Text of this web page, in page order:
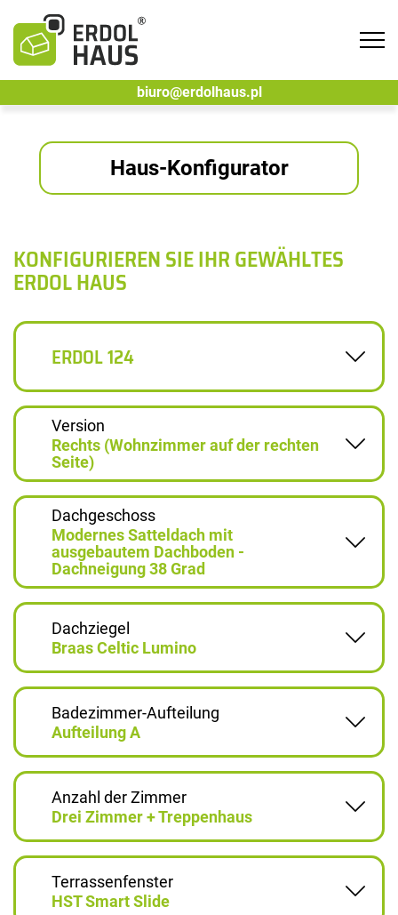
biuro@erdolhaus.pl
Haus-Konfigurator
KONFIGURIEREN SIE IHR GEWÄHLTES
ERDOL HAUS
ERDOL 124
Version
Rechts (Wohnzimmer auf der rechten
Seite)
Dachgeschoss
Modernes Satteldach mit
ausgebautem Dachboden -
Dachneigung 38 Grad
Dachziegel
Braas Celtic Lumino
Badezimmer-Aufteilung
Aufteilung A
Anzahl der Zimmer
Drei Zimmer + Treppenhaus
Terrassenfenster
HST Smart Slide